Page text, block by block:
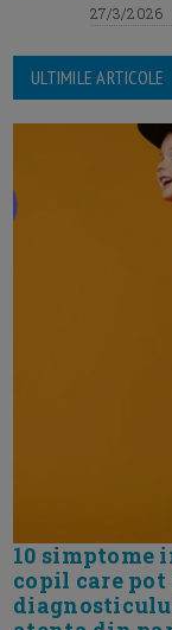
27/3/2026
ULTIMILE ARTICOLE
10 simptome
copil care